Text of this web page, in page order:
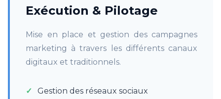
Exécution & Pilotage
Mise en place et gestion des campagnes
marketing à travers les différents canaux
digitaux et traditionnels.
Gestion des réseaux sociaux